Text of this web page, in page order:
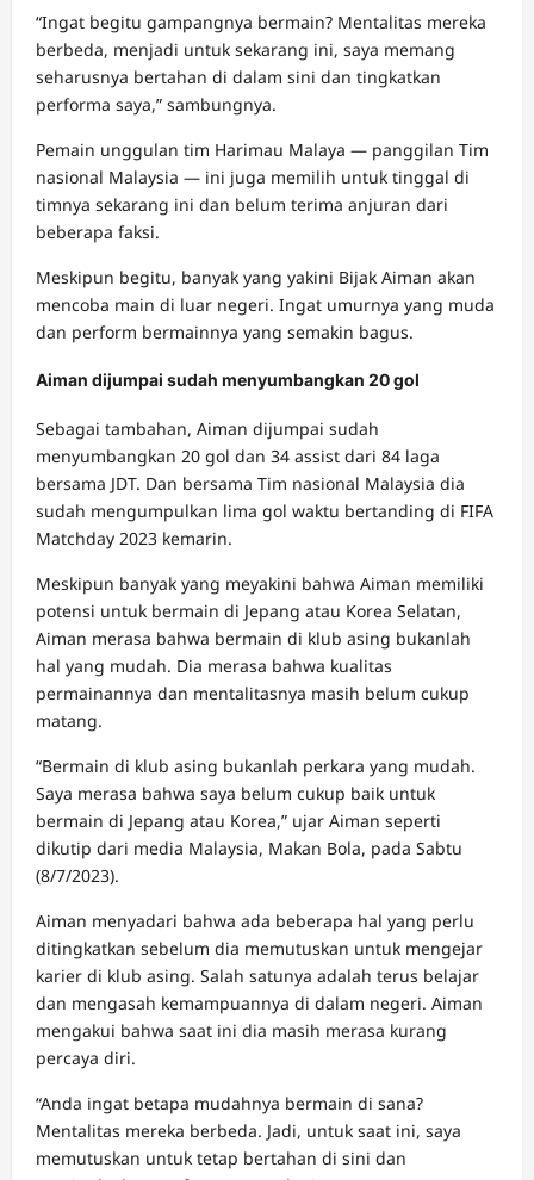
“Ingat begitu gampangnya bermain? Mentalitas mereka
berbeda, menjadi untuk sekarang ini, saya memang
seharusnya bertahan di dalam sini dan tingkatkan
performa saya,” sambungnya.
Pemain unggulan tim Harimau Malaya — panggilan Tim
nasional Malaysia — ini juga memilih untuk tinggal di
timnya sekarang ini dan belum terima anjuran dari
beberapa faksi.
Meskipun begitu, banyak yang yakini Bijak Aiman akan
mencoba main di luar negeri. Ingat umurnya yang muda
dan perform bermainnya yang semakin bagus.
Aiman dijumpai sudah menyumbangkan 20 gol
Sebagai tambahan, Aiman dijumpai sudah
menyumbangkan 20 gol dan 34 assist dari 84 laga
bersama JDT. Dan bersama Tim nasional Malaysia dia
sudah mengumpulkan lima gol waktu bertanding di FIFA
Matchday 2023 kemarin.
Meskipun banyak yang meyakini bahwa Aiman memiliki
potensi untuk bermain di Jepang atau Korea Selatan,
Aiman merasa bahwa bermain di klub asing bukanlah
hal yang mudah. Dia merasa bahwa kualitas
permainannya dan mentalitasnya masih belum cukup
matang.
“Bermain di klub asing bukanlah perkara yang mudah.
Saya merasa bahwa saya belum cukup baik untuk
bermain di Jepang atau Korea,” ujar Aiman seperti
dikutip dari media Malaysia, Makan Bola, pada Sabtu
(8/7/2023).
Aiman menyadari bahwa ada beberapa hal yang perlu
ditingkatkan sebelum dia memutuskan untuk mengejar
karier di klub asing. Salah satunya adalah terus belajar
dan mengasah kemampuannya di dalam negeri. Aiman
mengakui bahwa saat ini dia masih merasa kurang
percaya diri.
“Anda ingat betapa mudahnya bermain di sana?
Mentalitas mereka berbeda. Jadi, untuk saat ini, saya
memutuskan untuk tetap bertahan di sini dan